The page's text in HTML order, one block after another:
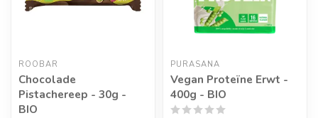
ROOBAR
Chocolade
Pistachereep - 30g -
BIO
PURASANA
Vegan Proteïne Erwt -
400g - BIO